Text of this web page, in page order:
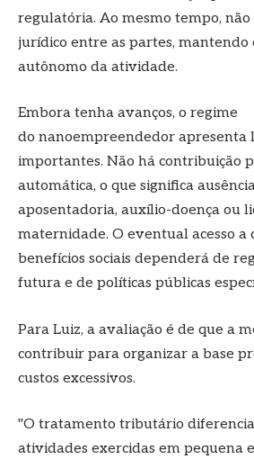
regulatória. Ao mesmo tempo,
jurídico entre as partes, mantendo
autônomo da atividade.
Embora tenha avanços, o regime
do nanoempreendedor apresenta
importantes. Não há contribuição
automática, o que significa
aposentadoria, auxílio-doença ou
maternidade. O eventual acesso a
benefícios sociais dependerá de
futura e de políticas públicas
Para Luiz, a avaliação é de que a
contribuir para organizar a base
custos excessivos.
"O tratamento tributário
atividades exercidas em pequena